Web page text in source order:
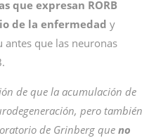
que expresan RORB
de la enfermedad y
que las neuronas
de que la acumulación de
pero también
de Grinberg que no